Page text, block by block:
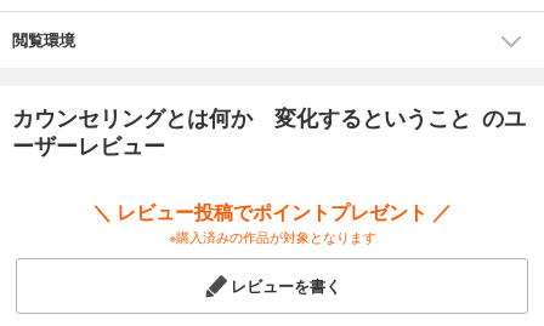
「カウンセリングとは、近代の根源的なさみしさのなかで、人が可能な
限り、正直に、率直に、ほんとうの話をすることを試み続ける場所であ
【目次】
まえがき ふしぎの国のカウンセリング
第２章 謎解きとしてのカウンセリング──不幸を解析する
第３章 作戦会議としてのカウンセリング──現実を動かす
第４章 冒険としてのカウンセリング──心を揺らす
第５章 カウンセリングとは何だったのか──終わりながら考える
あとがき 運命と勇気、そして聞いてもらうこと
閲覧環境
カウンセリングとは何か 変化するということ のユ
ーザーレビュー
＼ レビュー投稿でポイントプレゼント ／
※購入済みの作品が対象となります
レビューを書く